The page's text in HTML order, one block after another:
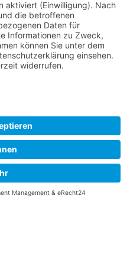
die B-17 Flying
die Informationen